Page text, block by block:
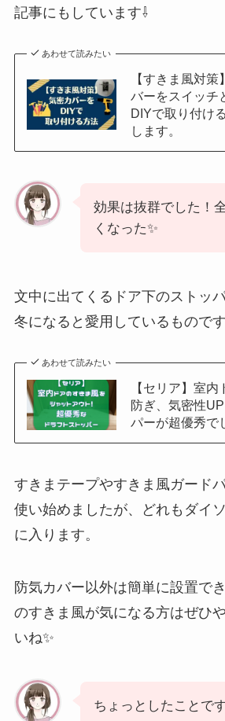
記事にもしています⇩
あわせて読みたい
【すきま風対
バーをスイッチ
DIYで取り付け
します。
効果は抜群でした！
くなった✨
文中に出てくるドア下のストッ
冬になると愛用しているもので
あわせて読みたい
【セリア】室
防ぎ、気密性
パーが超優秀で
すきまテープやすきま風ガード
使い始めましたが、どれもダイ
に入ります。
防気カバー以外は簡単に設置で
のすきま風が気になる方はぜひ
いね✨
ちょっとしたことで